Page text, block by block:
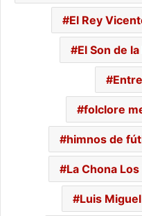
El Rey
El Son de
folclore
himnos de
La Chona
Luis